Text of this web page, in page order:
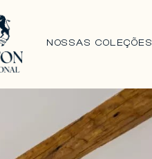
NOSSAS COLEÇÕES